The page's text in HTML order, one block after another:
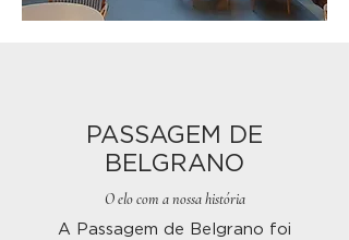
PASSAGEM DE
BELGRANO
O elo com a nossa história
A Passagem de Belgrano foi